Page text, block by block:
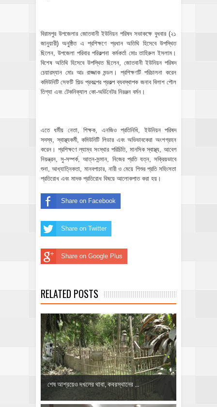
‎বিরামপুর উপজেলার জোতবানী ইউনিয়ন পরিষদ সভাকক্ষে বুধবার (২১
জানুয়ারী) অনুষ্ঠিত এ প্রশিক্ষণে প্রধান অতিথি হিসেবে উপস্থিত
ছিলেন, উপজেলা পরিবার পরিকল্পনা কর্মকর্তা মোঃ তাহিরুল ইসলাম।
বিশেষ অতিথি হিসেবে উপস্থিত ছিলেন, জোতবানী ইউনিয়ন পরিষদ
চেয়ারম্যান মোঃ আঃ রাজ্জাক মন্ডল। প্রশিক্ষণটি পরিচালনা করেন
কমিউনিটি সেফটি শিল্ড প্রকল্পের প্রকল্প ব্যবস্থাপক জনাব বিলাশ পৌল
তিগ্যা এবং টেকনিক্যাল কো-অর্ডিনেটর নিরঞ্জন বর্মন।
‎এতে ধর্মীয় নেতা, শিক্ষক, এনজিও প্রতিনিধি, ইউনিয়ন পরিষদ
সদস্য, স্বাস্থ্যকর্মী, কমিউনিটি লিডার এবং অভিভাবকেরা অংশগ্রহন
করেন। প্রশিক্ষণে ল্যাম্ব সংস্থার পরিচিতি, মানসিক স্বাস্থ্য, আবেগ
নিয়ন্ত্রন, সু-সম্পর্ক, আত্ন-সন্মান, নিজের প্রতি যত্ন, সক্রিয়ভাবে
শুনা, আধ্যাত্নিকতা, মানবপাচার, নারী ও মেয়ে শিশুর প্রতি সহিংসতা
প্রতিরোধ এবং মাদক প্রতিরোধ বিষয়ে আলোকপাত করা হয়।
Share on Facebook
Share on Twitter
Share on Google Plus
RELATED POSTS
শেষ আশ্রয়েও দখলের থাবা, কবরস্থানের ...